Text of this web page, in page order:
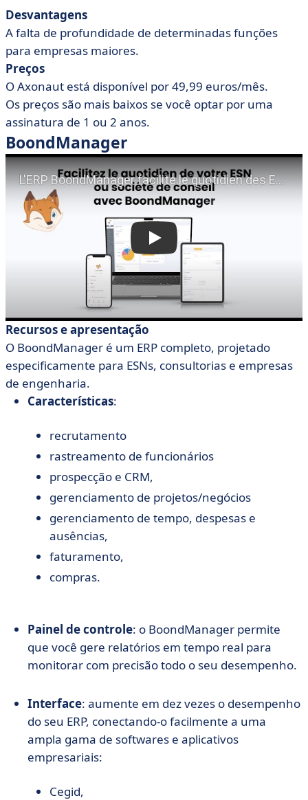
Desvantagens
A falta de profundidade de determinadas funções
para empresas maiores.
Preços
O Axonaut está disponível por 49,99 euros/mês.
Os preços são mais baixos se você optar por uma
assinatura de 1 ou 2 anos.
BoondManager
Recursos e apresentação
O BoondManager é um ERP completo, projetado
especificamente para ESNs, consultorias e empresas
de engenharia.
Características:
recrutamento
rastreamento de funcionários
prospecção e CRM,
gerenciamento de projetos/negócios
gerenciamento de tempo, despesas e
ausências,
faturamento,
compras.
Painel de controle: o BoondManager permite
que você gere relatórios em tempo real para
monitorar com precisão todo o seu desempenho.
Interface: aumente em dez vezes o desempenho
do seu ERP, conectando-o facilmente a uma
ampla gama de softwares e aplicativos
empresariais:
Cegid,